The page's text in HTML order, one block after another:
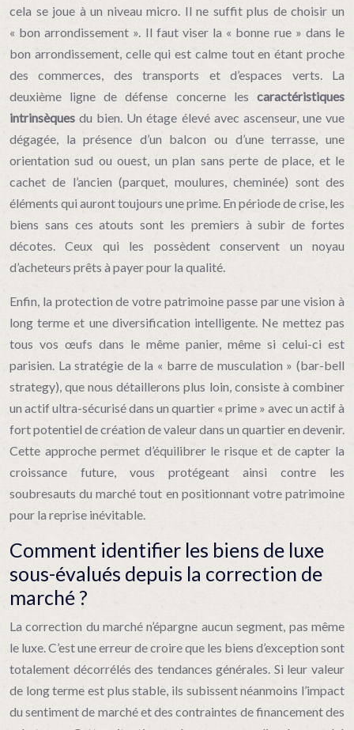
cela se joue à un niveau micro. Il ne suffit plus de choisir un
« bon arrondissement ». Il faut viser la « bonne rue » dans le
bon arrondissement, celle qui est calme tout en étant proche
des commerces, des transports et d’espaces verts. La
deuxième ligne de défense concerne les caractéristiques
intrinsèques du bien. Un étage élevé avec ascenseur, une vue
dégagée, la présence d’un balcon ou d’une terrasse, une
orientation sud ou ouest, un plan sans perte de place, et le
cachet de l’ancien (parquet, moulures, cheminée) sont des
éléments qui auront toujours une prime. En période de crise, les
biens sans ces atouts sont les premiers à subir de fortes
décotes. Ceux qui les possèdent conservent un noyau
d’acheteurs prêts à payer pour la qualité.
Enfin, la protection de votre patrimoine passe par une vision à
long terme et une diversification intelligente. Ne mettez pas
tous vos œufs dans le même panier, même si celui-ci est
parisien. La stratégie de la « barre de musculation » (bar-bell
strategy), que nous détaillerons plus loin, consiste à combiner
un actif ultra-sécurisé dans un quartier « prime » avec un actif à
fort potentiel de création de valeur dans un quartier en devenir.
Cette approche permet d’équilibrer le risque et de capter la
croissance future, vous protégeant ainsi contre les
soubresauts du marché tout en positionnant votre patrimoine
pour la reprise inévitable.
Comment identifier les biens de luxe
sous-évalués depuis la correction de
marché ?
La correction du marché n’épargne aucun segment, pas même
le luxe. C’est une erreur de croire que les biens d’exception sont
totalement décorrélés des tendances générales. Si leur valeur
de long terme est plus stable, ils subissent néanmoins l’impact
du sentiment de marché et des contraintes de financement des